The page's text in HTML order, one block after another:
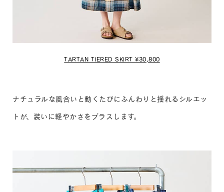
TARTAN TIERED SKIRT ¥30,800
ナチュラルな風合いと動くたびにふんわりと揺れるシルエッ
トが、装いに軽やかさをプラスします。